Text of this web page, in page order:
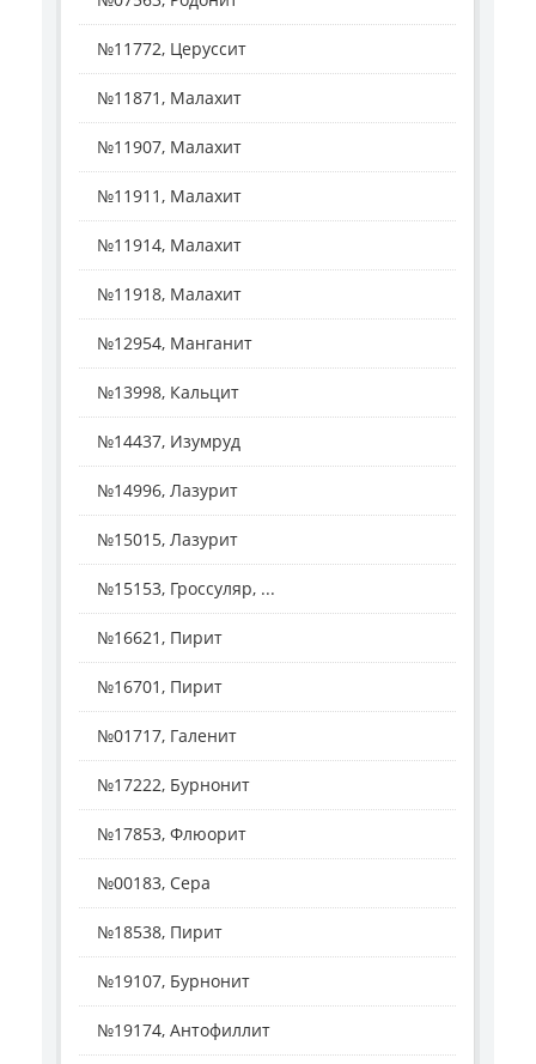
№11772, Церуссит
№11871, Малахит
№11907, Малахит
№11911, Малахит
№11914, Малахит
№11918, Малахит
№12954, Манганит
№13998, Кальцит
№14437, Изумруд
№14996, Лазурит
№15015, Лазурит
№15153, Гроссуляр, ...
№16621, Пирит
№16701, Пирит
№01717, Галенит
№17222, Бурнонит
№17853, Флюорит
№00183, Сера
№18538, Пирит
№19107, Бурнонит
№19174, Антофиллит